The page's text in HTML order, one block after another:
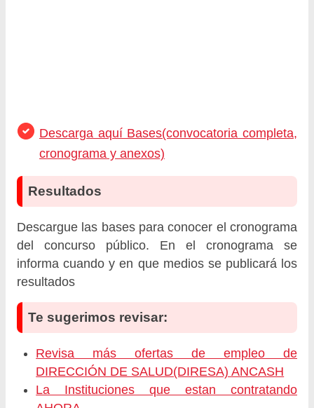
Descarga aquí Bases(convocatoria completa,
cronograma y anexos)
Resultados
Descargue las bases para conocer el cronograma
del concurso público. En el cronograma se
informa cuando y en que medios se publicará los
resultados
Te sugerimos revisar:
Revisa más ofertas de empleo de
DIRECCIÓN DE SALUD(DIRESA) ANCASH
La Instituciones que estan contratando